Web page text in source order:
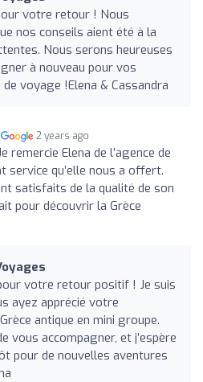
votre retour ! Nous
nos conseils aient été à la
Nous serons heureuses
à nouveau pour vos
voyage !Elena & Cassandra
2 years ago
remercie Elena de l’agence de
service qu’elle nous a offert.
satisfaits de la qualité de son
pour découvrir la Grèce
votre retour positif ! Je suis
ayez apprécié votre
antique en mini groupe.
vous accompagner, et j’espère
pour de nouvelles aventures